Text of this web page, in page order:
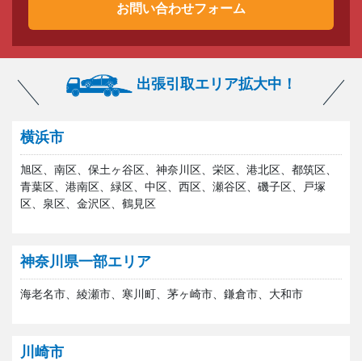
お問い合わせフォーム
出張引取エリア拡大中！
横浜市
旭区、南区、保土ヶ谷区、神奈川区、栄区、港北区、都筑区、
青葉区、港南区、緑区、中区、西区、瀬谷区、磯子区、戸塚
区、泉区、金沢区、鶴見区
神奈川県一部エリア
海老名市、綾瀬市、寒川町、茅ヶ崎市、鎌倉市、大和市
川崎市